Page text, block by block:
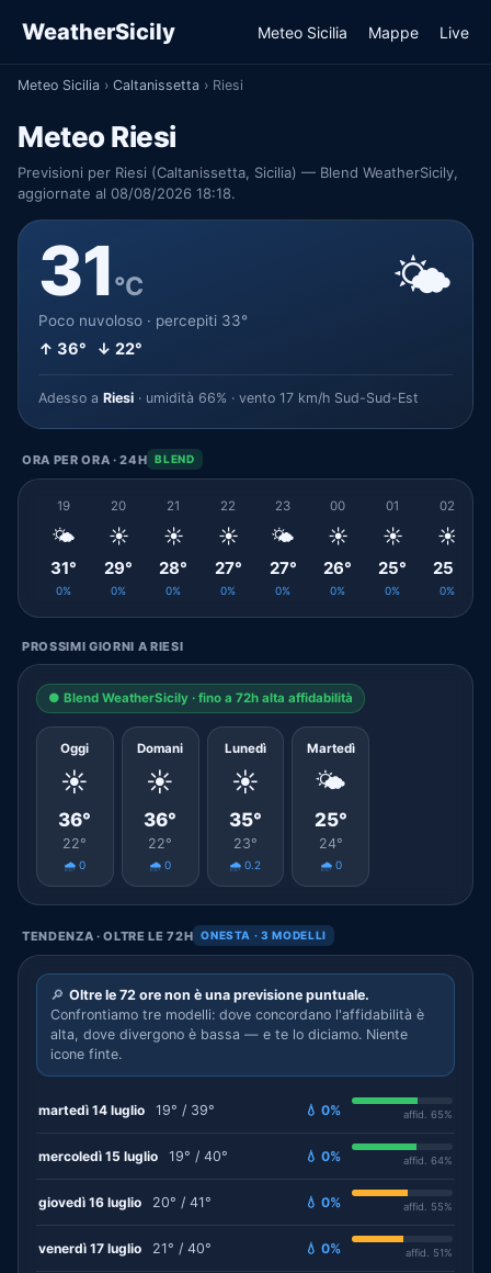
WeatherSicily Meteo Sicilia Mappe Live
Meteo Sicilia › Caltanissetta › Riesi
Meteo Riesi
Previsioni per Riesi (Caltanissetta, Sicilia) — Blend WeatherSicily,
aggiornate al 08/08/2026 18:18.
31°C
Poco nuvoloso · percepiti 33°
↑ 36° ↓ 22°
🌤️
Adesso a Riesi · umidità 66% · vento 17 km/h Sud-Sud-Est
ORA PER ORA · 24H BLEND
19
🌤️
31°
0%
20
☀️
29°
0%
21
☀️
28°
0%
22
☀️
27°
0%
23
🌤️
27°
0%
00
☀️
26°
0%
01
☀️
25°
0%
02
☀️
25°
0%
PROSSIMI GIORNI A RIESI
● Blend WeatherSicily · fino a 72h alta affidabilità
Oggi
☀️
36°
22°
🌧️ 0
Domani
☀️
36°
22°
🌧️ 0
Lunedì
☀️
35°
23°
🌧️ 0.2
Martedì
🌤️
25°
24°
🌧️ 0
TENDENZA · OLTRE LE 72H ONESTA · 3 MODELLI
🔎 Oltre le 72 ore non è una previsione puntuale.
Confrontiamo tre modelli: dove concordano l'affidabilità è
alta, dove divergono è bassa — e te lo diciamo. Niente
icone finte.
martedì 14 luglio 19° / 39° 💧 0% affid. 65%
mercoledì 15 luglio 19° / 40° 💧 0% affid. 64%
giovedì 16 luglio 20° / 41° 💧 0% affid. 55%
venerdì 17 luglio 21° / 40° 💧 0% affid. 51%